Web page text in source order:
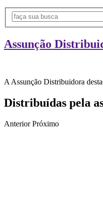
Assunção
A Assunção Distribuidora
Distribuídas pela
Anterior Próximo